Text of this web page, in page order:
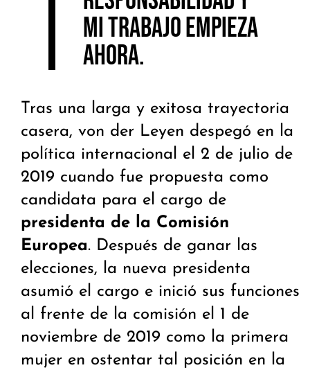
mi trabajo empieza
ahora.
Tras una larga y exitosa trayectoria
casera, von der Leyen despegó en la
política internacional el 2 de julio de
2019 cuando fue propuesta como
candidata para el cargo de
presidenta de la Comisión
Europea. Después de ganar las
elecciones, la nueva presidenta
asumió el cargo e inició sus funciones
al frente de la comisión el 1 de
noviembre de 2019 como la primera
mujer en ostentar tal posición en la